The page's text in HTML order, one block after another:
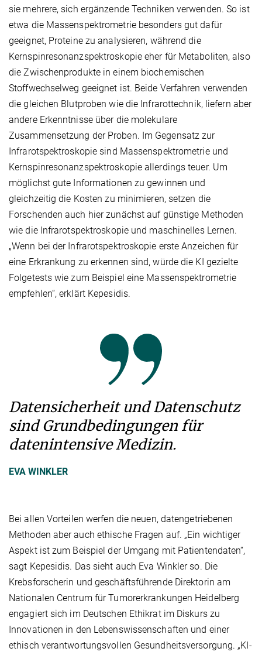
sie mehrere, sich ergänzende Techniken verwenden. So ist
etwa die Massenspektrometrie besonders gut dafür
geeignet, Proteine zu analysieren, während die
Kernspinresonanzspektroskopie eher für Metaboliten, also
die Zwischenprodukte in einem biochemischen
Stoffwechselweg geeignet ist. Beide Verfahren verwenden
die gleichen Blutproben wie die Infrarottechnik, liefern aber
andere Erkenntnisse über die molekulare
Zusammensetzung der Proben. Im Gegensatz zur
Infrarotspektroskopie sind Massenspektrometrie und
Kernspinresonanzspektroskopie allerdings teuer. Um
möglichst gute Informationen zu gewinnen und
gleichzeitig die Kosten zu minimieren, setzen die
Forschenden auch hier zunächst auf günstige Methoden
wie die Infrarotspektroskopie und maschinelles Lernen.
„Wenn bei der Infrarotspektroskopie erste Anzeichen für
eine Erkrankung zu erkennen sind, würde die KI gezielte
Folgetests wie zum Beispiel eine Massenspektrometrie
empfehlen“, erklärt Kepesidis.
Datensicherheit und Datenschutz
sind Grundbedingungen für
datenintensive Medizin.
EVA WINKLER
Bei allen Vorteilen werfen die neuen, datengetriebenen
Methoden aber auch ethische Fragen auf. „Ein wichtiger
Aspekt ist zum Beispiel der Umgang mit Patientendaten“,
sagt Kepesidis. Das sieht auch Eva Winkler so. Die
Krebsforscherin und geschäftsführende Direktorin am
Nationalen Centrum für Tumorerkrankungen Heidelberg
engagiert sich im Deutschen Ethikrat im Diskurs zu
Innovationen in den Lebenswissenschaften und einer
ethisch verantwortungsvollen Gesundheitsversorgung. „KI-